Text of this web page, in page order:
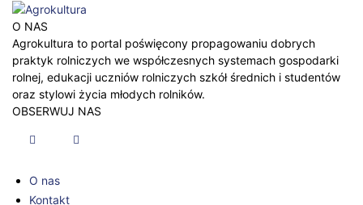
O NAS
Agrokultura to portal poświęcony propagowaniu dobrych
praktyk rolniczych we współczesnych systemach gospodarki
rolnej, edukacji uczniów rolniczych szkół średnich i studentów
oraz stylowi życia młodych rolników.
OBSERWUJ NAS
O nas
Kontakt